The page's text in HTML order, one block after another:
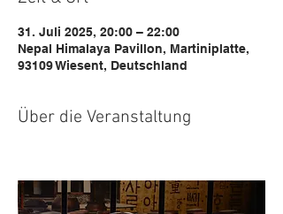
31. Juli 2025, 20:00 – 22:00
Nepal Himalaya Pavillon, Martiniplatte,
93109 Wiesent, Deutschland
Über die Veranstaltung